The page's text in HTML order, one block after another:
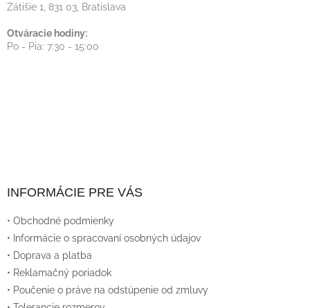
Zátišie 1, 831 03, Bratislava
Otváracie hodiny:
Po - Pia: 7:30 - 15:00
INFORMÁCIE PRE VÁS
• Obchodné podmienky
• Informácie o spracovaní osobných údajov
• Doprava a platba
• Reklamačný poriadok
• Poučenie o práve na odstúpenie od zmluvy